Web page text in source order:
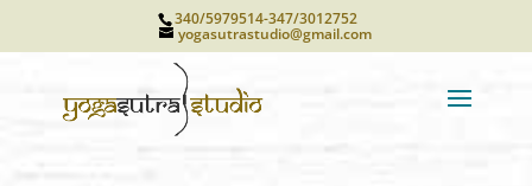
340/5979514-347/3012752
yogasutrastudio@gmail.com